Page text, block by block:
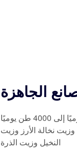
الجاهزة
يمكننا توفير معدات مصنع تكرير الزيوت الصالحة للأكل بسعة تتراوح من 50 طنًا يوميًا إلى 4000 طن يوميًا
نخالة الأرز وزيت
النخيل وزيت الذرة